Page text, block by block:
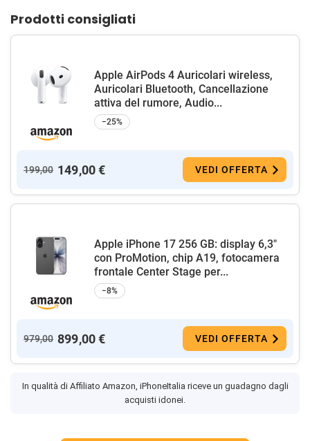
Prodotti consigliati
Apple AirPods 4 Auricolari wireless,
Auricolari Bluetooth, Cancellazione
attiva del rumore, Audio...
−25%
199,00 149,00 € VEDI OFFERTA
Apple iPhone 17 256 GB: display 6,3"
con ProMotion, chip A19, fotocamera
frontale Center Stage per...
−8%
979,00 899,00 € VEDI OFFERTA
In qualità di Affiliato Amazon, iPhoneItalia riceve un guadagno dagli
acquisti idonei.